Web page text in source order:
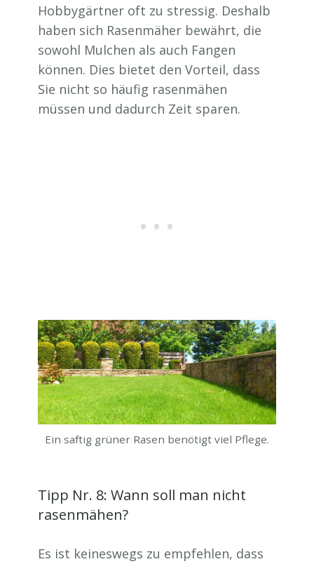
Hobbygärtner oft zu stressig. Deshalb
haben sich Rasenmäher bewährt, die
sowohl Mulchen als auch Fangen
können. Dies bietet den Vorteil, dass
Sie nicht so häufig rasenmähen
müssen und dadurch Zeit sparen.
Ein saftig grüner Rasen benötigt viel Pflege.
Tipp Nr. 8: Wann soll man nicht
rasenmähen?
Es ist keineswegs zu empfehlen, dass